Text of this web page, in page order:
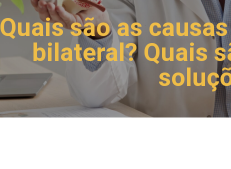
Quais são as
bilateral? Quais